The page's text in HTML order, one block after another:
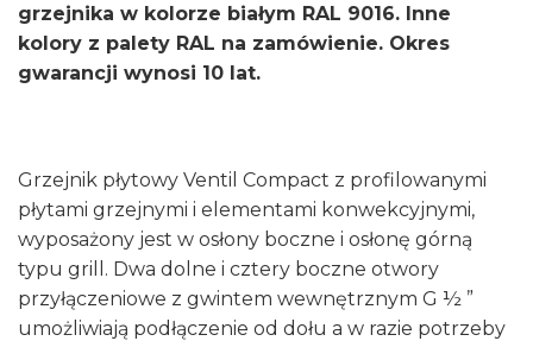
grzejnika w kolorze białym RAL 9016. Inne
kolory z palety RAL na zamówienie. Okres
gwarancji wynosi 10 lat.
Grzejnik płytowy Ventil Compact z profilowanymi
płytami grzejnymi i elementami konwekcyjnymi,
wyposażony jest w osłony boczne i osłonę górną
typu grill. Dwa dolne i cztery boczne otwory
przyłączeniowe z gwintem wewnętrznym G ½ ”
umożliwiają podłączenie od dołu a w razie potrzeby